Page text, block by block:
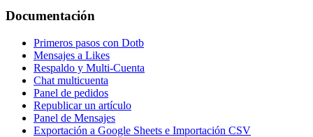
Documentación
Primeros pasos con Dotb
Mensajes a Likes
Respaldo y Multi-Cuenta
Chat multicuenta
Panel de pedidos
Republicar un artículo
Panel de Mensajes
Exportación a Google Sheets e Importación CSV